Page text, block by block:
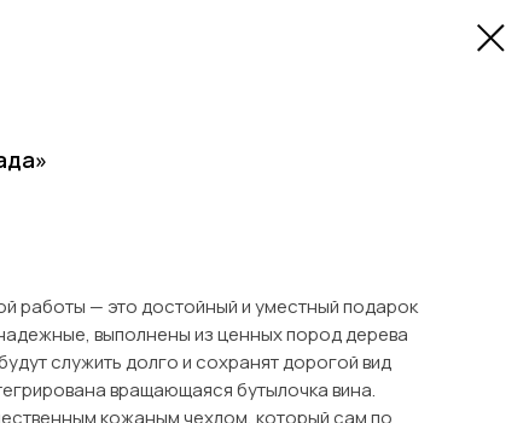
работы — это достойный и уместный подарок
выполнены из ценных пород дерева
служить долго и сохранят дорогой вид
вращающаяся бутылочка вина.